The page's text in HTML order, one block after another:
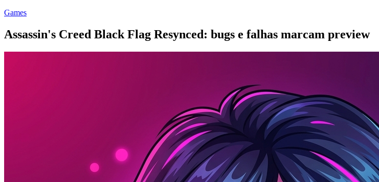
Games
Assassin's Creed Black Flag Resynced: bugs e falhas marcam preview